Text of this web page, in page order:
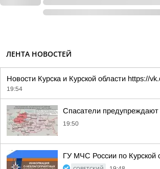
ЛЕНТА НОВОСТЕЙ
Новости Курска и Курской области https://
19:54
Спасатели
19:50
ГУ МЧС России по Курской